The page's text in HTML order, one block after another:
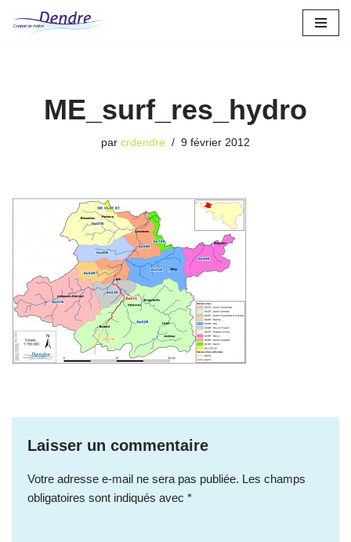
ME_surf_res_hydro
par crdendre 9 février 2012
Laisser un commentaire
Votre adresse e-mail ne sera pas publiée. Les champs
obligatoires sont indiqués avec *